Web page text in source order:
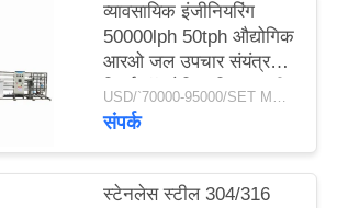
व्यावसायिक इंजीनियरिंग
50000lph 50tph औद्योगिक
आरओ जल उपचार संयंत्र
रिवर्स ऑस्मोसिस सिस्टम की
बड़ी क्षमता
USD/`70000-95000/SET MOQ:एक सेट
संपर्क
स्टेनलेस स्टील 304/316